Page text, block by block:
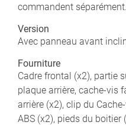
commandent séparément.
Version
Avec panneau avant
Fourniture
Cadre frontal (x2), partie
plaque arrière, cache-vis
arrière (x2), clip du
ABS (x2), pieds du boitier